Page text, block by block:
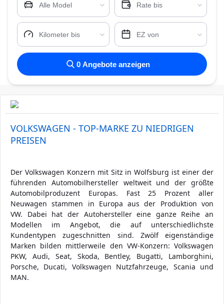
Alle Model Rate bis
Kilometer bis EZ von
0 Angebote anzeigen
VOLKSWAGEN - TOP-MARKE ZU NIEDRIGEN
PREISEN
Der Volkswagen Konzern mit Sitz in Wolfsburg ist einer der
führenden Automobilhersteller weltweit und der größte
Automobilproduzent Europas. Fast 25 Prozent aller
Neuwagen stammen in Europa aus der Produktion von
VW. Dabei hat der Autohersteller eine ganze Reihe an
Modellen im Angebot, die auf unterschiedlichste
Kundentypen zugeschnitten sind. Zwölf eigenständige
Marken bilden mittlerweile den VW-Konzern: Volkswagen
PKW, Audi, Seat, Skoda, Bentley, Bugatti, Lamborghini,
Porsche, Ducati, Volkswagen Nutzfahrzeuge, Scania und
MAN.